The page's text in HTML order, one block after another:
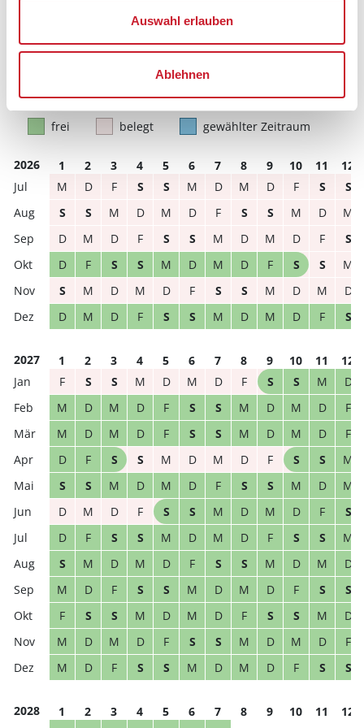
Auswahl erlauben
Ablehnen
Hausbeschreibung und/oder der Ausstattung ergeben
frei belegt gewählter Zeitraum
2026 1 2 3 4 5 6 7 8 9 10 11
12
M
D F S S M D M D F S
S
S
S M D M D F S S M D
M
D
M D F S S M D M D F
S
D
F S S M D M D F S S
M
S
M D M D F S S M D M
D
D
M D F S S M D M D F S
2027 1 2 3 4 5 6 7 8 9 10 11
12
F
S S M D M D F S S M
D
M
D M D F S S M D M D
F
M
D M D F S S M D M D
F
D
F S S M D M D F S S
M
S
S M D M D F S S M D
M
D
M D F S S M D M D F
S
D
F S S M D M D F S S
M
S
M D M D F S S M D M
D
M
D F S S M D M D F S
S
F
S S M D M D F S S M
D
M
D M D F S S M D M D
F
M
D F S S M D M D F S S
2028 1 2 3 4 5 6 7 8 9 10 11
12